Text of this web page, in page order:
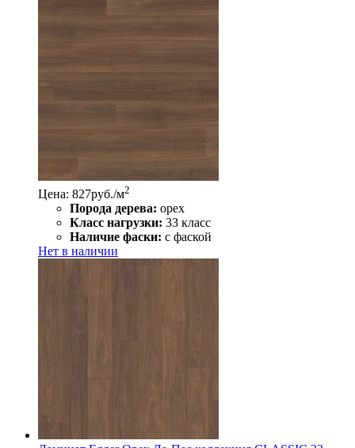
Цена: 827руб./м2
Порода дерева: орех
Класс нагрузки: 33 класс
Наличие фаски: с фаской
Нет в наличии